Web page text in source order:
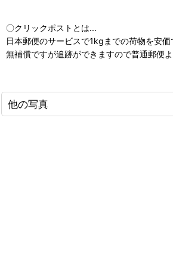
〇クリックポストとは...
日本郵便のサービスで1kgまでの荷物を安
無補償ですが追跡ができますので普通郵便よ
他の写真